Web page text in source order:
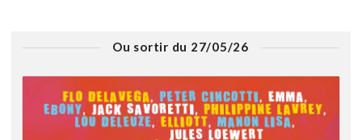
Ou sortir du 27/05/26